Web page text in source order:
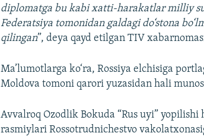
diplomatga bu kabi xatti-harakatlar milliy
Federatsiya tomonidan galdagi do‘stona
qilingan”, deya qayd etilgan TIV
Ma’lumotlarga ko‘ra, Rossiya elchisiga
Moldova tomoni qarori yuzasidan hali
Avvalroq Ozodlik Bokuda “Rus uyi” yopilishi
rasmiylari Rossotrudnichestvo